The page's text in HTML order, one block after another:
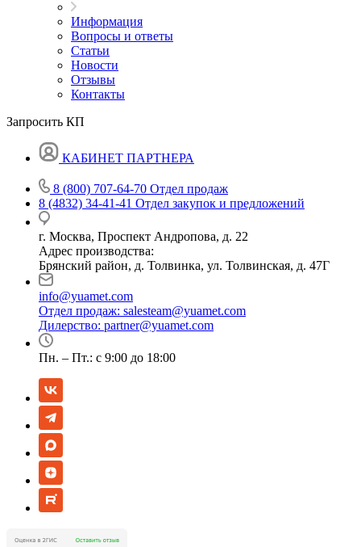
Информация
Вопросы и ответы
Статьи
Новости
Отзывы
Контакты
Запросить КП
КАБИНЕТ ПАРТНЕРА
8 (800) 707-64-70 Отдел продаж
8 (4832) 34-41-41 Отдел закупок и предложений
г. Москва, Проспект Андропова, д. 22
Адрес производства:
Брянский район, д. Толвинка, ул. Толвинская, д. 47Г
info@yuamet.com
Отдел продаж: salesteam@yuamet.com
Дилерство: partner@yuamet.com
Пн. – Пт.: с 9:00 до 18:00